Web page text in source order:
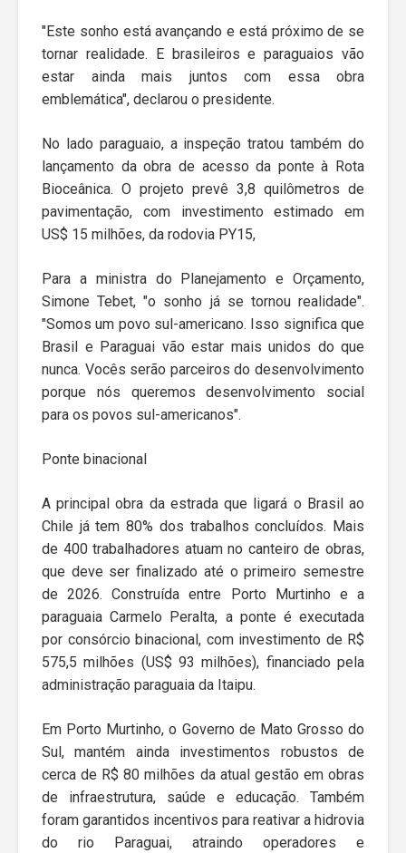
"Este sonho está avançando e está próximo de se
tornar realidade. E brasileiros e paraguaios vão
estar ainda mais juntos com essa obra
emblemática", declarou o presidente.
No lado paraguaio, a inspeção tratou também do
lançamento da obra de acesso da ponte à Rota
Bioceânica. O projeto prevê 3,8 quilômetros de
pavimentação, com investimento estimado em
US$ 15 milhões, da rodovia PY15,
Para a ministra do Planejamento e Orçamento,
Simone Tebet, "o sonho já se tornou realidade".
"Somos um povo sul-americano. Isso significa que
Brasil e Paraguai vão estar mais unidos do que
nunca. Vocês serão parceiros do desenvolvimento
porque nós queremos desenvolvimento social
para os povos sul-americanos".
Ponte binacional
A principal obra da estrada que ligará o Brasil ao
Chile já tem 80% dos trabalhos concluídos. Mais
de 400 trabalhadores atuam no canteiro de obras,
que deve ser finalizado até o primeiro semestre
de 2026. Construída entre Porto Murtinho e a
paraguaia Carmelo Peralta, a ponte é executada
por consórcio binacional, com investimento de R$
575,5 milhões (US$ 93 milhões), financiado pela
administração paraguaia da Itaipu.
Em Porto Murtinho, o Governo de Mato Grosso do
Sul, mantém ainda investimentos robustos de
cerca de R$ 80 milhões da atual gestão em obras
de infraestrutura, saúde e educação. Também
foram garantidos incentivos para reativar a hidrovia
do rio Paraguai, atraindo operadores e